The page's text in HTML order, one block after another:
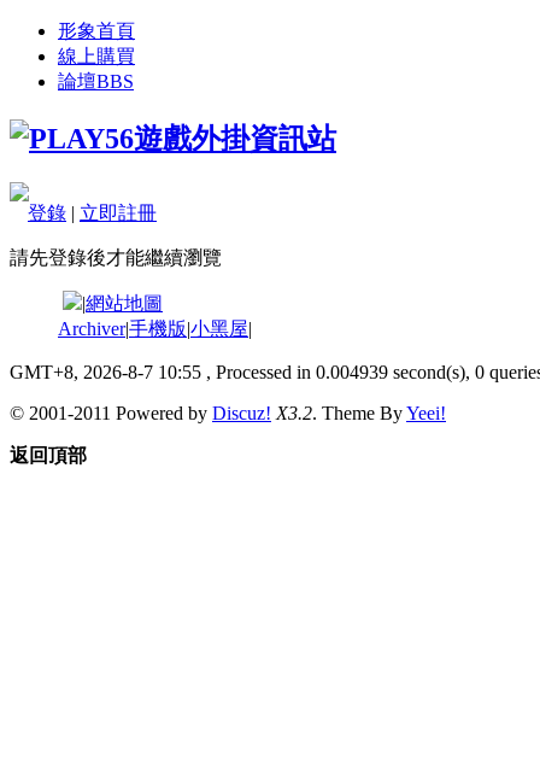
形象首頁
線上購買
論壇BBS
登錄 | 立即註冊
請先登錄後才能繼續瀏覽
|網站地圖
Archiver|手機版|小黑屋|
GMT+8, 2026-8-7 10:55 , Processed in 0.004939 second(s), 0
© 2001-2011 Powered by Discuz! X3.2. Theme ByYeei!
返回頂部